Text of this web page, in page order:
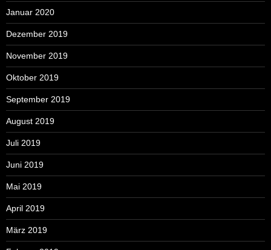
Januar 2020
Dezember 2019
November 2019
Oktober 2019
September 2019
August 2019
Juli 2019
Juni 2019
Mai 2019
April 2019
März 2019